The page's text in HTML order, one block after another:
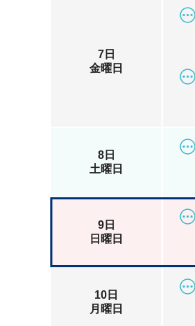
7日
金曜日
8日
土曜日
9日
日曜日
10日
月曜日